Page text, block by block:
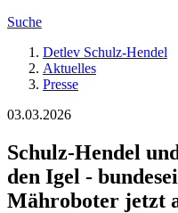
Suche
Detlev Schulz-Hendel
Aktuelles
Presse
03.03.2026
Schulz-Hendel
den Igel -
Mähroboter jetzt